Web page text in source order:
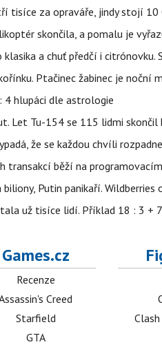
tisíce za opraváře, jindy stojí 10
skončila, a pomalu je
a chuť předčí i
Ptačinec žabinec je noční
4 hlupáci dle astrologie
Let Tu-154 se 115 lidmi
že se každou chvíli
transakcí běží na
Putin panikaří.
už tisíce lidí. Příklad 18 : 3
Games.cz
Recenze
Creed
Starfield
GTA